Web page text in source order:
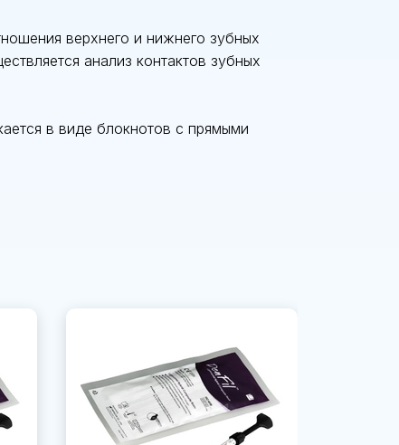
верхнего и нижнего зубных
анализ контактов зубных
в виде блокнотов с прямыми